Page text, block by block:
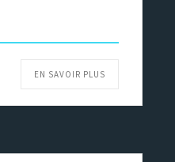
EN SAVOIR PLUS